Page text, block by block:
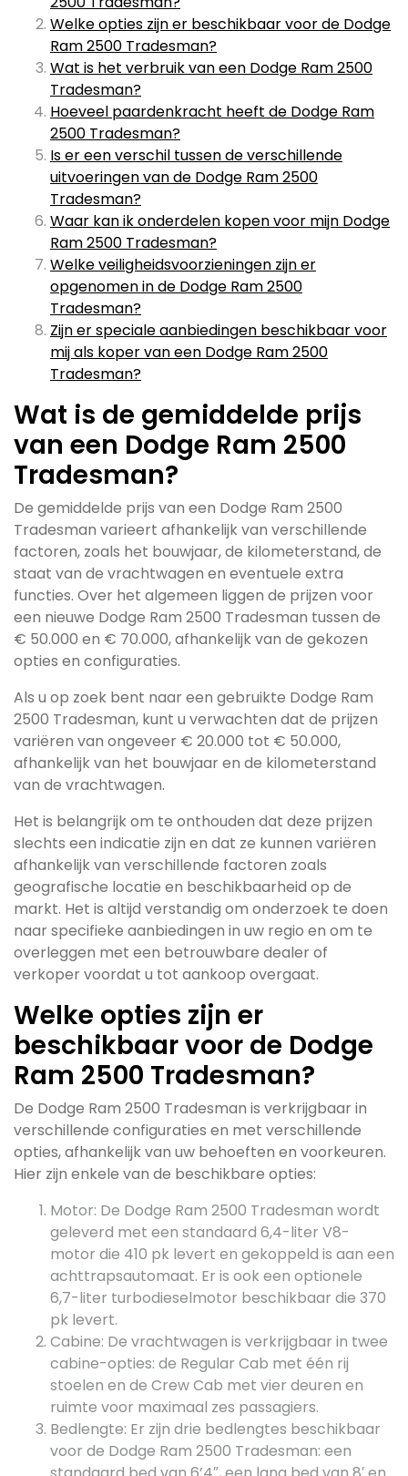
Welke opties zijn er beschikbaar voor de Dodge
Ram 2500 Tradesman?
Wat is het verbruik van een Dodge Ram 2500
Tradesman?
Hoeveel paardenkracht heeft de Dodge Ram
2500 Tradesman?
Is er een verschil tussen de verschillende
uitvoeringen van de Dodge Ram 2500
Tradesman?
Waar kan ik onderdelen kopen voor mijn Dodge
Ram 2500 Tradesman?
Welke veiligheidsvoorzieningen zijn er
opgenomen in de Dodge Ram 2500
Tradesman?
Zijn er speciale aanbiedingen beschikbaar voor
mij als koper van een Dodge Ram 2500
Tradesman?
Wat is de gemiddelde prijs
van een Dodge Ram 2500
Tradesman?
De gemiddelde prijs van een Dodge Ram 2500
Tradesman varieert afhankelijk van verschillende
factoren, zoals het bouwjaar, de kilometerstand, de
staat van de vrachtwagen en eventuele extra
functies. Over het algemeen liggen de prijzen voor
een nieuwe Dodge Ram 2500 Tradesman tussen de
€ 50.000 en € 70.000, afhankelijk van de gekozen
opties en configuraties.
Als u op zoek bent naar een gebruikte Dodge Ram
2500 Tradesman, kunt u verwachten dat de prijzen
variëren van ongeveer € 20.000 tot € 50.000,
afhankelijk van het bouwjaar en de kilometerstand
van de vrachtwagen.
Het is belangrijk om te onthouden dat deze prijzen
slechts een indicatie zijn en dat ze kunnen variëren
afhankelijk van verschillende factoren zoals
geografische locatie en beschikbaarheid op de
markt. Het is altijd verstandig om onderzoek te doen
naar specifieke aanbiedingen in uw regio en om te
overleggen met een betrouwbare dealer of
verkoper voordat u tot aankoop overgaat.
Welke opties zijn er
beschikbaar voor de Dodge
Ram 2500 Tradesman?
De Dodge Ram 2500 Tradesman is verkrijgbaar in
verschillende configuraties en met verschillende
opties, afhankelijk van uw behoeften en voorkeuren.
Hier zijn enkele van de beschikbare opties:
Motor: De Dodge Ram 2500 Tradesman wordt
geleverd met een standaard 6,4-liter V8-
motor die 410 pk levert en gekoppeld is aan een
achttrapsautomaat. Er is ook een optionele
6,7-liter turbodieselmotor beschikbaar die 370
pk levert.
Cabine: De vrachtwagen is verkrijgbaar in twee
cabine-opties: de Regular Cab met één rij
stoelen en de Crew Cab met vier deuren en
ruimte voor maximaal zes passagiers.
Bedlengte: Er zijn drie bedlengtes beschikbaar
voor de Dodge Ram 2500 Tradesman: een